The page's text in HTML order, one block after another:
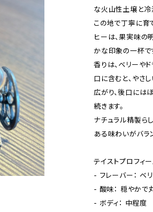
な火山性土壌と冷
この地で丁寧に育
ヒーは、果実味の
かな印象の一杯で
香りは、ベリーや
口に含むと、やさ
広がり、後口には
続きます。
ナチュラル精製ら
ある味わいがバラ
テイストプロフィ
- フレーバー： ベ
- 酸味： 穏やかで
- ボディ： 中程度